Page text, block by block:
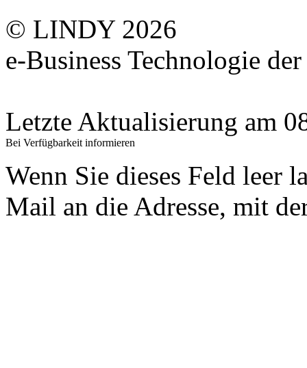
© LINDY 2026
e-Business Technologie
Letzte Aktualisierung am
Bei Verfügbarkeit informieren
Wenn Sie dieses Feld leer
Mail an die Adresse, mit